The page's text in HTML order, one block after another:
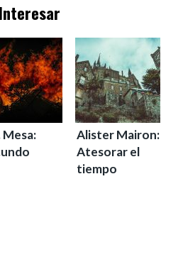
Mesa:
Alister Mairon:
Atesorar el
tiempo